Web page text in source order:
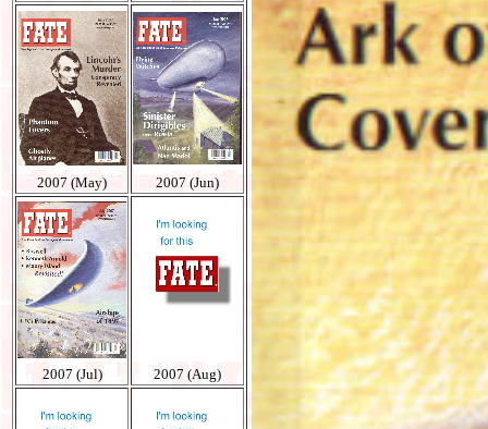
2007 (May) 2007 (Jun)
2007 (Jul) 2007 (Aug)